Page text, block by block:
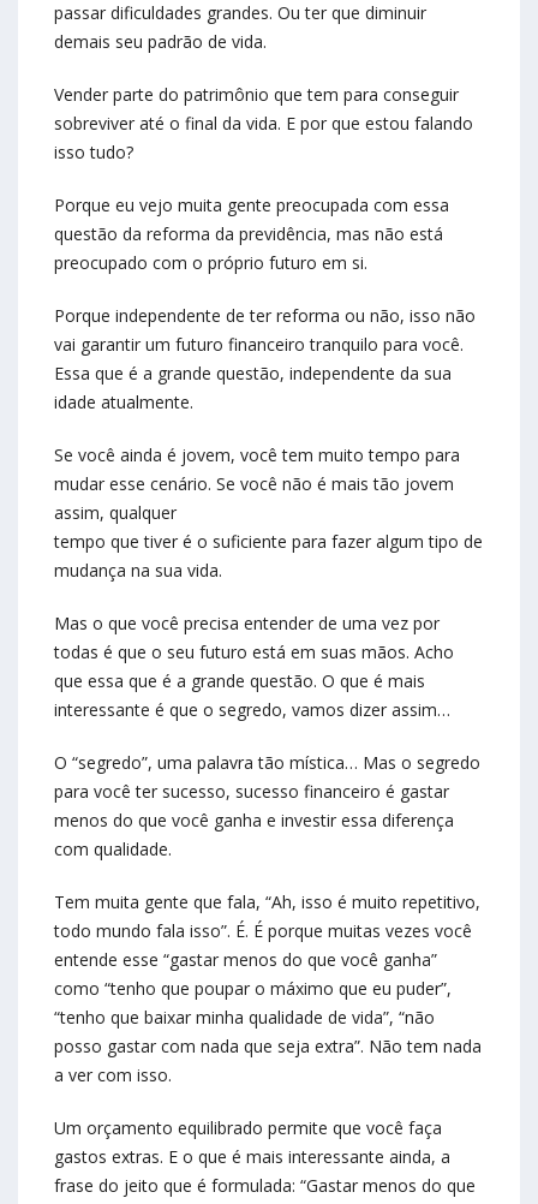
passar dificuldades grandes. Ou ter que diminuir
demais seu padrão de vida.
Vender parte do patrimônio que tem para conseguir
sobreviver até o final da vida. E por que estou falando
isso tudo?
Porque eu vejo muita gente preocupada com essa
questão da reforma da previdência, mas não está
preocupado com o próprio futuro em si.
Porque independente de ter reforma ou não, isso não
vai garantir um futuro financeiro tranquilo para você.
Essa que é a grande questão, independente da sua
idade atualmente.
Se você ainda é jovem, você tem muito tempo para
mudar esse cenário. Se você não é mais tão jovem
assim, qualquer
tempo que tiver é o suficiente para fazer algum tipo de
mudança na sua vida.
Mas o que você precisa entender de uma vez por
todas é que o seu futuro está em suas mãos. Acho
que essa que é a grande questão. O que é mais
interessante é que o segredo, vamos dizer assim…
O “segredo”, uma palavra tão mística… Mas o segredo
para você ter sucesso, sucesso financeiro é gastar
menos do que você ganha e investir essa diferença
com qualidade.
Tem muita gente que fala, “Ah, isso é muito repetitivo,
todo mundo fala isso”. É. É porque muitas vezes você
entende esse “gastar menos do que você ganha”
como “tenho que poupar o máximo que eu puder”,
“tenho que baixar minha qualidade de vida”, “não
posso gastar com nada que seja extra”. Não tem nada
a ver com isso.
Um orçamento equilibrado permite que você faça
gastos extras. E o que é mais interessante ainda, a
frase do jeito que é formulada: “Gastar menos do que